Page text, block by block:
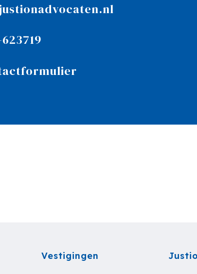
623719
Vestigingen